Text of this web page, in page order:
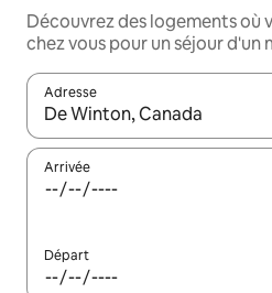
Découvrez des logements où
chez vous pour un séjour d'un
Adresse
Lorsque les résultats
Arrivée
Départ